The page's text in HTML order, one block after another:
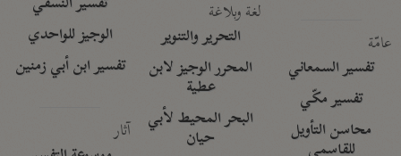
عامّة
تفسير السمعاني
تفسير مكّي
محاسن التأويل
لغة وبلاغة
التحرير والتنوير
المحرر الوجيز لابن
عطية
البحر المحيط لأبي
حيان
تفسير النسفي
الوجيز للواحدي
تفسير ابن أبي زمنين
آثار